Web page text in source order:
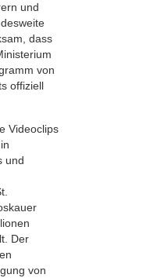
und
dass
von
offiziell
Videoclips
und
Der
von